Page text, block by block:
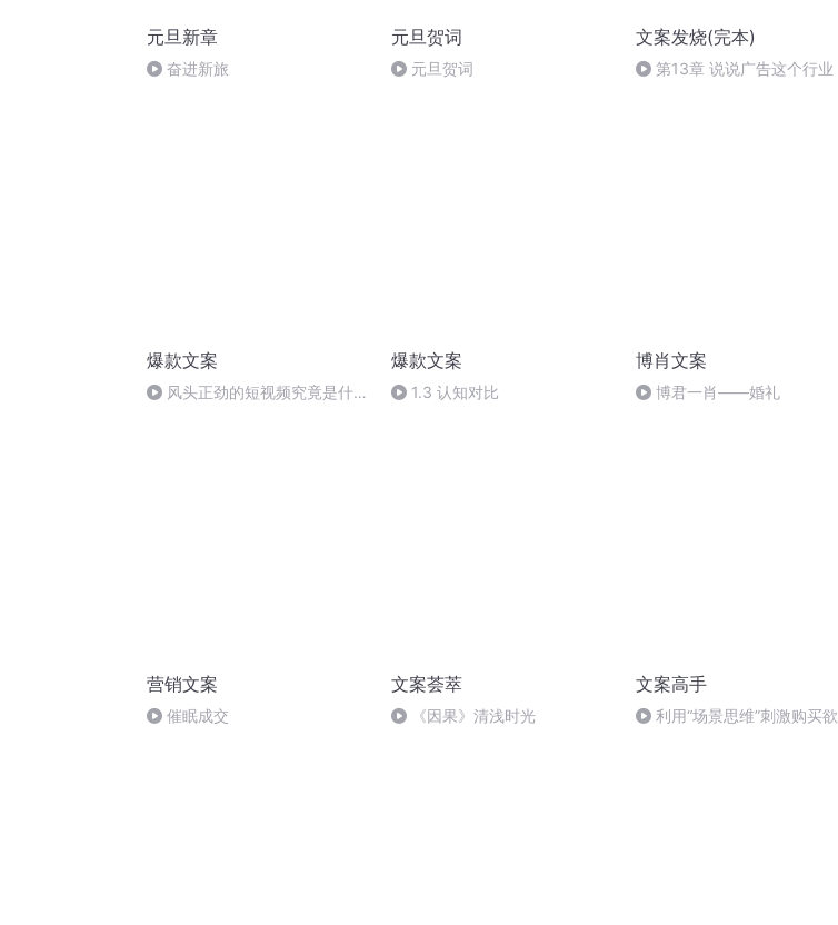
元旦新章
奋进新旅
元旦贺词
元旦贺词
文案发烧(完本)
第13章 说说广告这个行业
爆款文案
风头正劲的短视频究竟是什
爆款文案
1.3 认知对比
博肖文案
博君一肖——婚礼
营销文案
催眠成交
文案荟萃
《因果》清浅时光
文案高手
利用“场景思维”刺激购买欲